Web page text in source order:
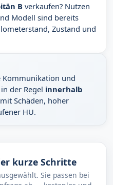
B verkaufen? Nutzen
Modell sind bereits
Zustand und
Kommunikation und
der Regel innerhalb
Schäden, hoher
HU.
kurze Schritte
Sie passen bei